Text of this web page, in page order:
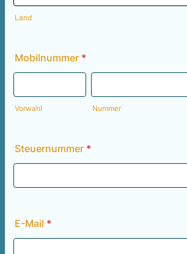
Land
Mobilnummer *
Vorwahl Nummer
Steuernummer *
E-Mail *